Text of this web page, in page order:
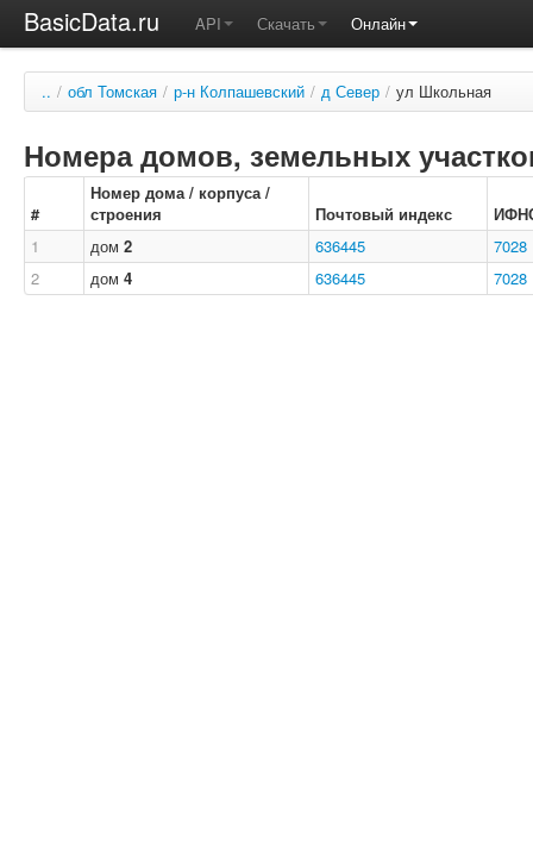
BasicData.ru API Скачать Онлайн
.. / обл Томская / р-н Колпашевский / д Север / ул Школьная
Номера домов, земельных
#
Номер дома / корпуса /
строения
Почтовый индекс
1
дом 2 636445
7028
2
дом 4 636445 7028